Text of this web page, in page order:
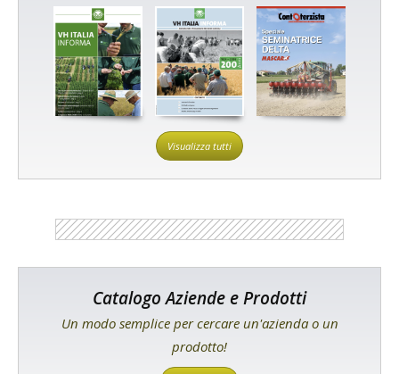
Visualizza tutti
Catalogo Aziende e Prodotti
Un modo semplice per cercare un'azienda o un
prodotto!